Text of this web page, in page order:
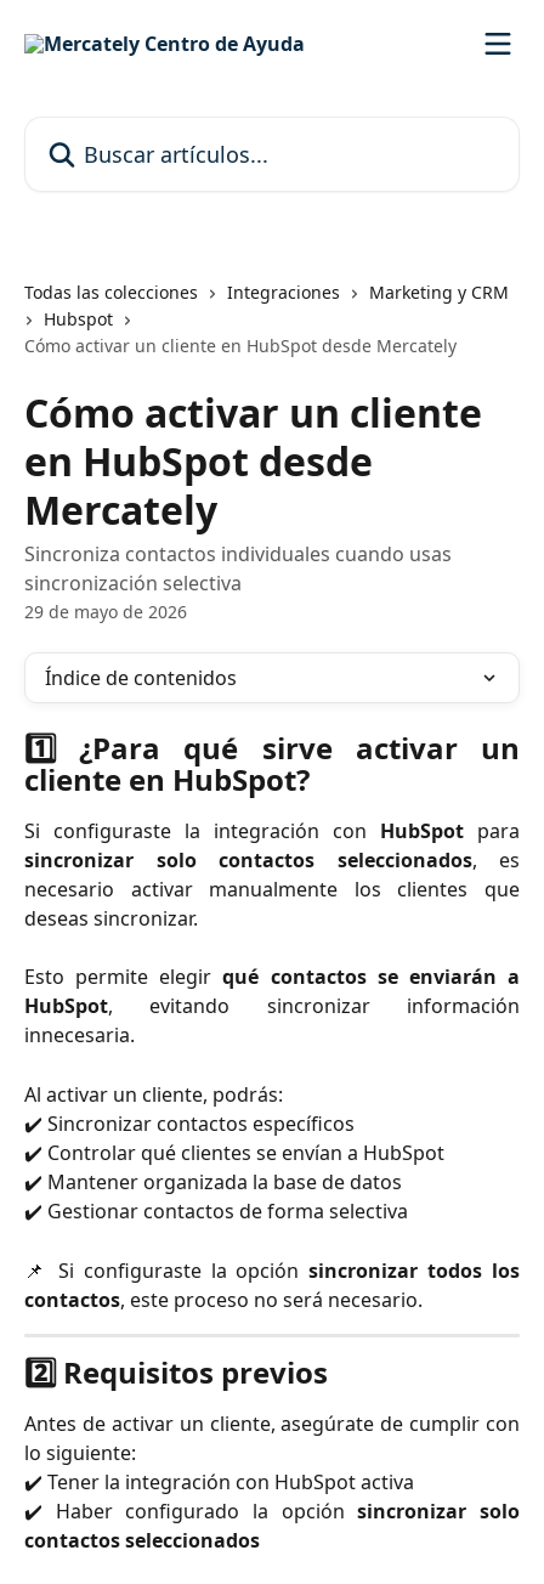
Todas las colecciones Integraciones
Marketing y CRM
Hubspot
Cómo activar un cliente en HubSpot desde Mercately
Cómo activar un cliente
en HubSpot desde
Mercately
Sincroniza contactos individuales cuando usas
sincronización selectiva
29 de mayo de 2026
Índice de contenidos
1️⃣ ¿Para qué sirve activar un
cliente en HubSpot?
Si configuraste la integración con HubSpot para
sincronizar solo contactos seleccionados, es
necesario activar manualmente los clientes que
deseas sincronizar.
Esto permite elegirqué contactos se enviarán a
HubSpot, evitando sincronizar información
innecesaria.
Al activar un cliente, podrás:
✔️ Sincronizar contactos específicos
✔️ Controlar qué clientes se envían a HubSpot
✔️ Mantener organizada la base de datos
✔️ Gestionar contactos de forma selectiva
📌 Si configuraste la opciónsincronizar todos los
contactos, este proceso no será necesario.
2️⃣ Requisitos previos
Antes de activar un cliente, asegúrate de cumplir con
lo siguiente:
✔️ Tener la integración con HubSpot activa
✔️ Haber configurado la opciónsincronizar solo
contactos seleccionados